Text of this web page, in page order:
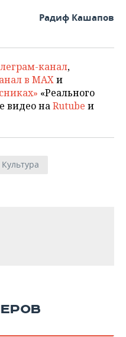
Радиф Кашапов
канал,
в MAXи
«Реального
видео наRutube и
Культура